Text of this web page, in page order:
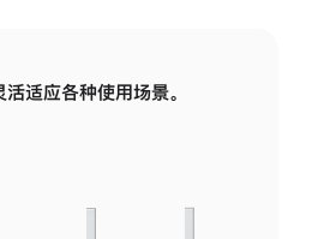
活适应各种使用场景。